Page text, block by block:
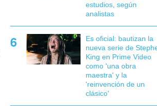
estudios, según
analistas
Es oficial: bautizan la
nueva serie de
King en Prime Video
como 'una obra
maestra' y la
'reinvención de un
clásico'